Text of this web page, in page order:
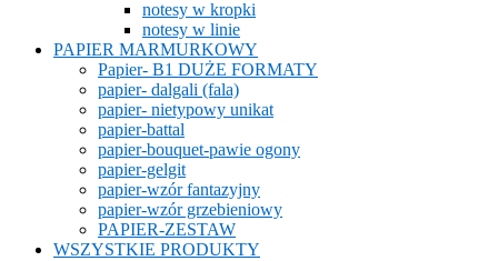
notesy w kropki
notesy w linie
PAPIER MARMURKOWY
Papier- B1 DUŻE FORMATY
papier- dalgali (fala)
papier- nietypowy unikat
papier-battal
papier-bouquet-pawie ogony
papier-gelgit
papier-wzór fantazyjny
papier-wzór grzebieniowy
PAPIER-ZESTAW
WSZYSTKIE PRODUKTY